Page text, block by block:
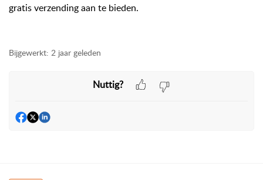
gratis verzending aan te bieden.
Bijgewerkt: 2 jaar geleden
Nuttig?